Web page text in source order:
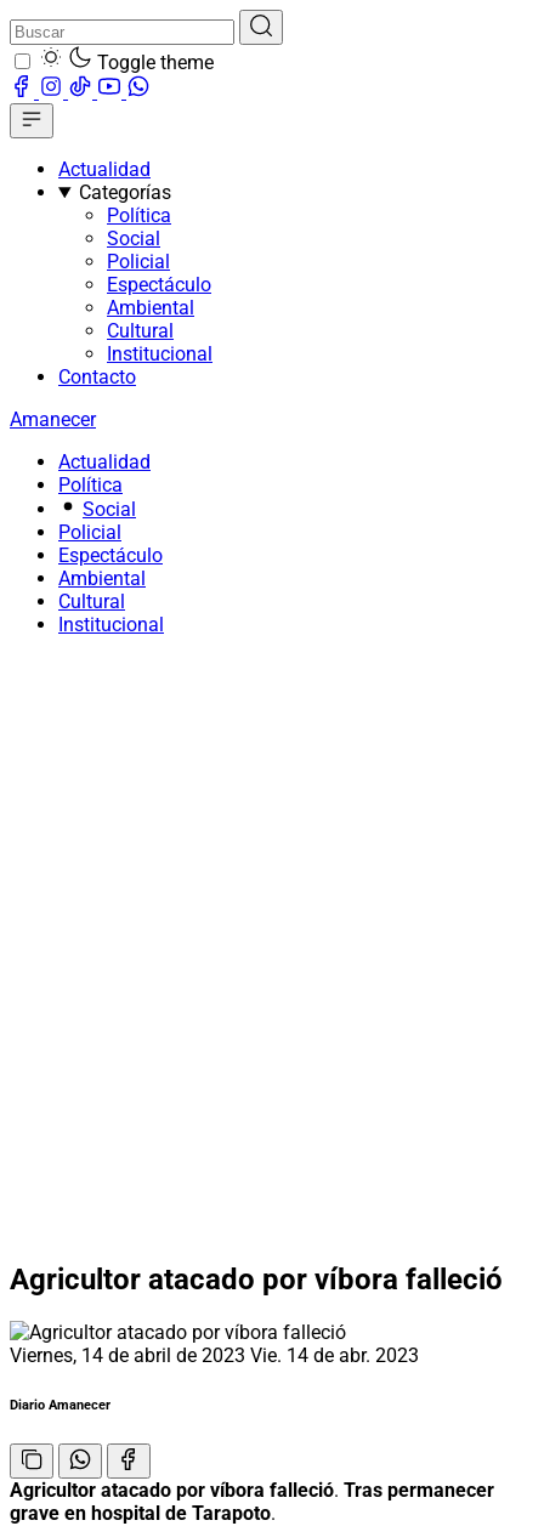
Toggle theme
Actualidad
Categorías
Política
Social
Policial
Espectáculo
Ambiental
Cultural
Institucional
Contacto
Amanecer
Actualidad
Política
Social
Policial
Espectáculo
Ambiental
Cultural
Institucional
Agricultor atacado por víbora falleció
Viernes, 14 de abril de 2023 Vie. 14 de abr. 2023
Diario Amanecer
Agricultor atacado por víbora falleció. Tras permanecer
grave en hospital de Tarapoto.